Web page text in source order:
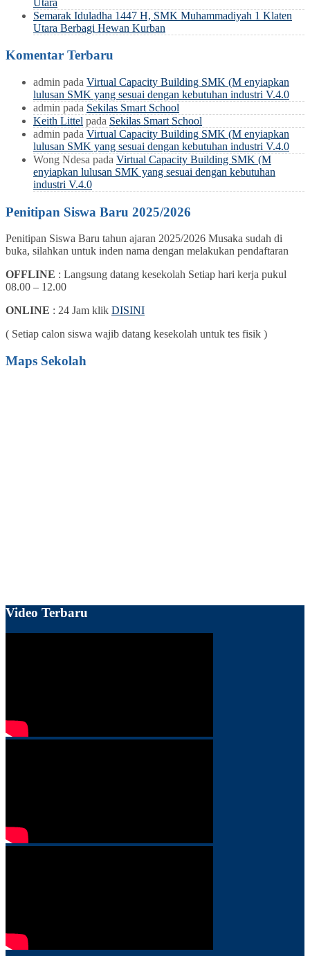
Semarak Iduladha 1447 H, SMK Muhammadiyah 1 Klaten
Utara Berbagi Hewan Kurban
Komentar Terbaru
admin pada Virtual Capacity Building SMK (M enyiapkan
lulusan SMK yang sesuai dengan kebutuhan industri V.4.0
admin pada Sekilas Smart School
Keith Littel pada Sekilas Smart School
admin pada Virtual Capacity Building SMK (M enyiapkan
lulusan SMK yang sesuai dengan kebutuhan industri V.4.0
Wong Ndesa pada Virtual Capacity Building SMK (M
enyiapkan lulusan SMK yang sesuai dengan kebutuhan
industri V.4.0
Penitipan Siswa Baru 2025/2026
Penitipan Siswa Baru tahun ajaran 2025/2026 Musaka sudah di
buka, silahkan untuk inden nama dengan melakukan pendaftaran
OFFLINE : Langsung datang kesekolah Setiap hari kerja pukul
08.00 – 12.00
ONLINE : 24 Jam klik DISINI
( Setiap calon siswa wajib datang kesekolah untuk tes fisik )
Maps Sekolah
Video Terbaru